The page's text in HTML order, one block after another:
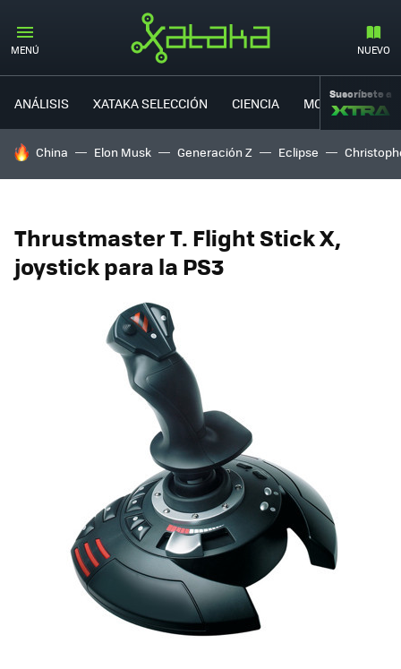
MENÚ NUEVO
ANÁLISIS XATAKA SELECCIÓN CIENCIA MOVILIDAD
Suscríbete a
HOY SE HABLA DE
China Elon Musk Generación Z Eclipse
Thrustmaster T. Flight Stick X,
joystick para la PS3